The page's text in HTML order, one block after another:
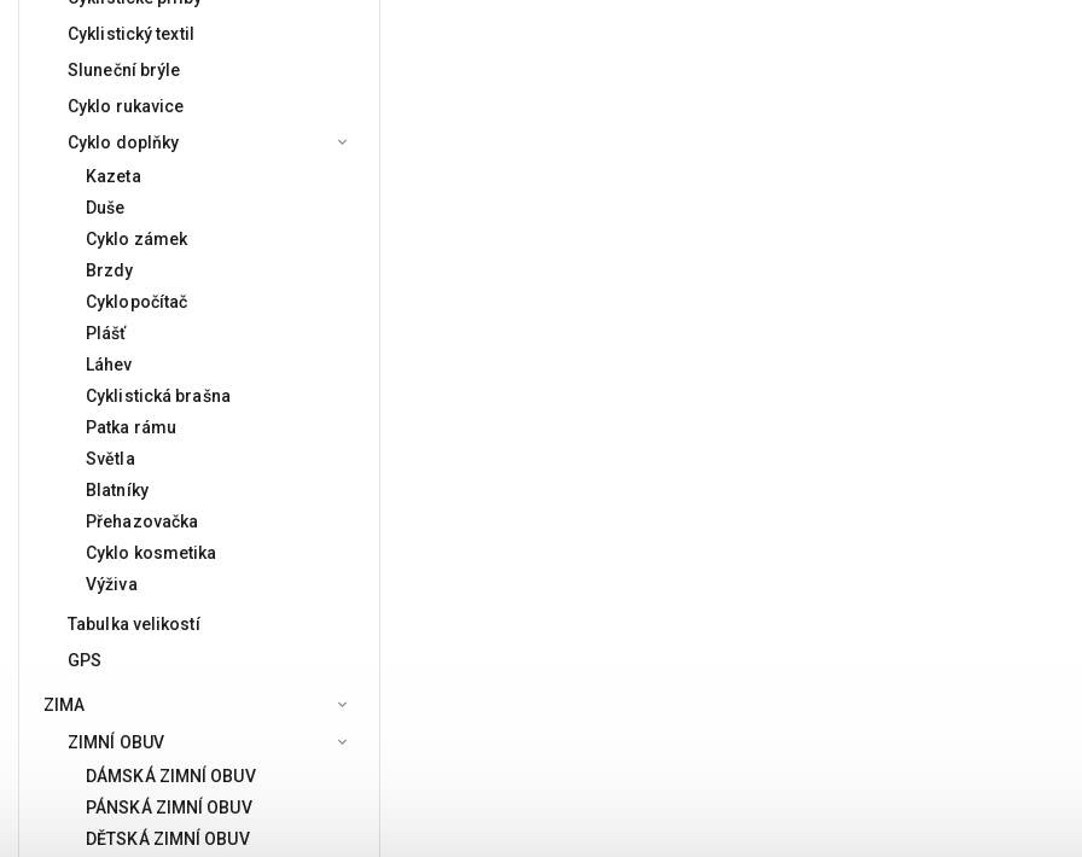
Cyklistický textil
Sluneční brýle
Cyklo rukavice
Cyklo doplňky
Kazeta
Duše
Cyklo zámek
Brzdy
Cyklopočítač
Plášť
Láhev
Cyklistická brašna
Patka rámu
Světla
Blatníky
Přehazovačka
Cyklo kosmetika
Výživa
Tabulka velikostí
GPS
ZIMA
ZIMNÍ OBUV
DÁMSKÁ ZIMNÍ OBUV
PÁNSKÁ ZIMNÍ OBUV
DĚTSKÁ ZIMNÍ OBUV